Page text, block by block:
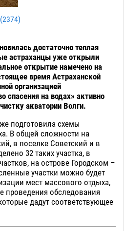
2374)
достаточно теплая
астраханцы уже открыли
открытие намечено на
время Астраханской
организацией
спасения на водах» активно
акватории Волги.
подготовила схемы
В общей сложности на
в поселке Советский и в
32 таких участка, в
на острове Городском –
участки можно будет
мест массового отдыха,
проведения обследования
дадут соответствующее